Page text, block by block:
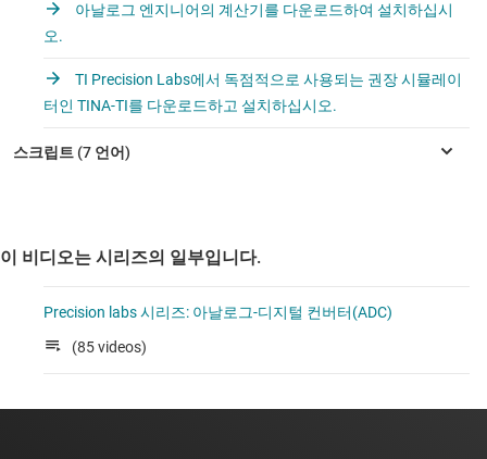
아날로그 엔지니어의 계산기를 다운로드하여 설치하십시
오.
TI Precision Labs에서 독점적으로 사용되는 권장 시뮬레이
터인 TINA-TI를 다운로드하고 설치하십시오.
이 비디오는 시리즈의 일부입니다.
Precision labs 시리즈: 아날로그-디지털 컨버터(ADC)
(85 videos)